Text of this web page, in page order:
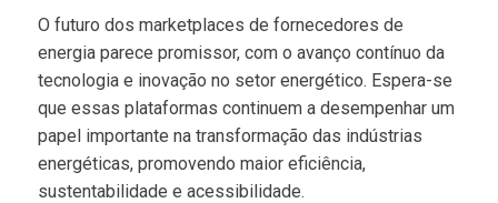
O futuro dos marketplaces de fornecedores de
energia parece promissor, com o avanço contínuo da
tecnologia e inovação no setor energético. Espera-se
que essas plataformas continuem a desempenhar um
papel importante na transformação das indústrias
energéticas, promovendo maior eficiência,
sustentabilidade e acessibilidade.